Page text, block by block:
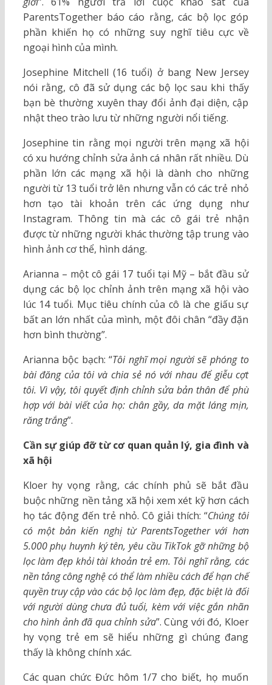
ParentsTogether báo cáo rằng, các bộ lọc góp
phần khiến họ có những suy nghĩ tiêu cực về
ngoại hình của mình.
Josephine Mitchell (16 tuổi) ở bang New Jersey
nói rằng, cô đã sử dụng các bộ lọc sau khi thấy
bạn bè thường xuyên thay đổi ảnh đại diện, cập
nhật theo trào lưu từ những người nổi tiếng.
Josephine tin rằng mọi người trên mạng xã hội
có xu hướng chỉnh sửa ảnh cá nhân rất nhiều. Dù
phần lớn các mạng xã hội là dành cho những
người từ 13 tuổi trở lên nhưng vẫn có các trẻ nhỏ
hơn tạo tài khoản trên các ứng dụng như
Instagram. Thông tin mà các cô gái trẻ nhận
được từ những người khác thường tập trung vào
hình ảnh cơ thể, hình dáng.
Arianna – một cô gái 17 tuổi tại Mỹ – bắt đầu sử
dụng các bộ lọc chỉnh ảnh trên mạng xã hội vào
lúc 14 tuổi. Mục tiêu chính của cô là che giấu sự
bất an lớn nhất của mình, một đôi chân “đầy đặn
hơn bình thường”.
Arianna bộc bạch: “Tôi nghĩ mọi người sẽ phóng to
bài đăng của tôi và chia sẻ nó với nhau để giễu cợt
tôi. Vì vậy, tôi quyết định chỉnh sửa bản thân để phù
hợp với bài viết của họ: chân gầy, da mặt láng mịn,
răng trắng”.
Cần sự giúp đỡ từ cơ quan quản lý, gia đình và
xã hội
Kloer hy vọng rằng, các chính phủ sẽ bắt đầu
buộc những nền tảng xã hội xem xét kỹ hơn cách
họ tác động đến trẻ nhỏ. Cô giải thích: “Chúng tôi
có một bản kiến nghị từ ParentsTogether với hơn
5.000 phụ huynh ký tên, yêu cầu TikTok gỡ những bộ
lọc làm đẹp khỏi tài khoản trẻ em. Tôi nghĩ rằng, các
nền tảng công nghệ có thể làm nhiều cách để hạn chế
quyền truy cập vào các bộ lọc làm đẹp, đặc biệt là đối
với người dùng chưa đủ tuổi, kèm với việc gắn nhãn
cho hình ảnh đã qua chỉnh sửa”. Cùng với đó, Kloer
hy vọng trẻ em sẽ hiểu những gì chúng đang
thấy là không chính xác.
Các quan chức Đức hôm 1/7 cho biết, họ muốn